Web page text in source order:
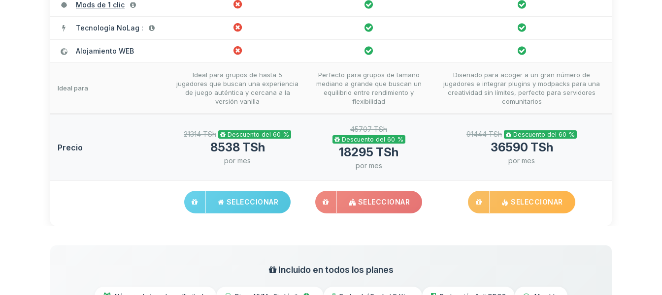
Mods de 1 clic
Tecnología NoLag :
Alojamiento WEB
Ideal para
Ideal para grupos de hasta 5
jugadores que buscan una experiencia
de juego auténtica y cercana a la
versión vanilla
Perfecto para grupos de tamaño
mediano a grande que buscan un
equilibrio entre rendimiento y
flexibilidad
Diseñado para acoger a un gran número de
jugadores e integrar plugins y modpacks para una
creatividad sin límites, perfecto para servidores
comunitarios
Precio
21314 TSh Descuento del 60 %
8538 TSh
por mes
45707 TSh
Descuento del 60 %
18295 TSh
por mes
91444 TSh Descuento del 60 %
36590 TSh
por mes
SELECCIONAR SELECCIONAR SELECCIONAR
Incluido en todos los planes